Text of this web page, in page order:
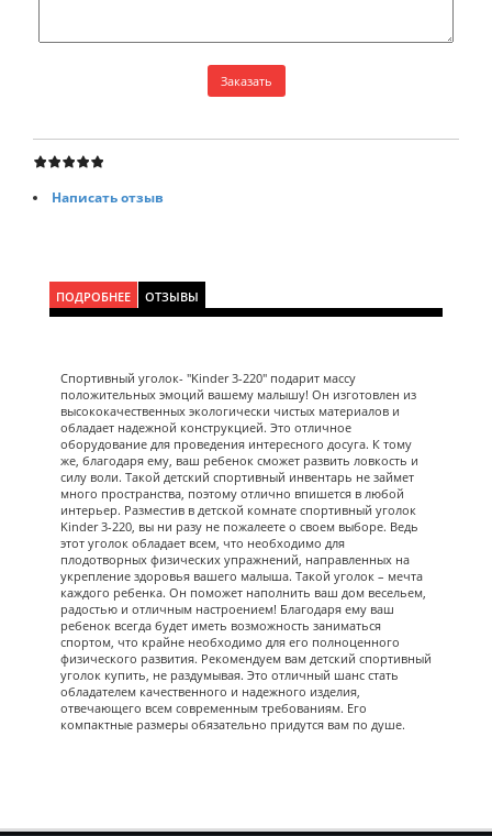
Написать отзыв
ПОДРОБНЕЕ ОТЗЫВЫ
Спортивный уголок- "Kinder 3-220" подарит массу
положительных эмоций вашему малышу! Он изготовлен из
высококачественных экологически чистых материалов и
обладает надежной конструкцией. Это отличное
оборудование для проведения интересного досуга. К тому
же, благодаря ему, ваш ребенок сможет развить ловкость и
силу воли. Такой детский спортивный инвентарь не займет
много пространства, поэтому отлично впишется в любой
интерьер. Разместив в детской комнате спортивный уголок
Kinder 3-220, вы ни разу не пожалеете о своем выборе. Ведь
этот уголок обладает всем, что необходимо для
плодотворных физических упражнений, направленных на
укрепление здоровья вашего малыша. Такой уголок – мечта
каждого ребенка. Он поможет наполнить ваш дом весельем,
радостью и отличным настроением! Благодаря ему ваш
ребенок всегда будет иметь возможность заниматься
спортом, что крайне необходимо для его полноценного
физического развития. Рекомендуем вам детский спортивный
уголок купить, не раздумывая. Это отличный шанс стать
обладателем качественного и надежного изделия,
отвечающего всем современным требованиям. Его
компактные размеры обязательно придутся вам по душе.